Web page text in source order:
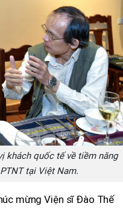
khách quốc tế về tiềm năng
tại Việt Nam.
mừng Viện sĩ Đào Thế